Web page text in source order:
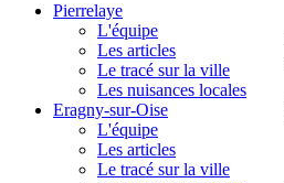
Pierrelaye
L'équipe
Les articles
Le tracé sur la ville
Les nuisances locales
Eragny-sur-Oise
L'équipe
Les articles
Le tracé sur la ville